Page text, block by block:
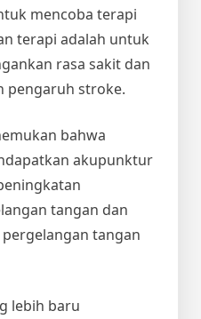
mencoba terapi
terapi adalah untuk
rasa sakit dan
pengaruh stroke.
bahwa
akupunktur
tangan dan
tangan
lebih baru